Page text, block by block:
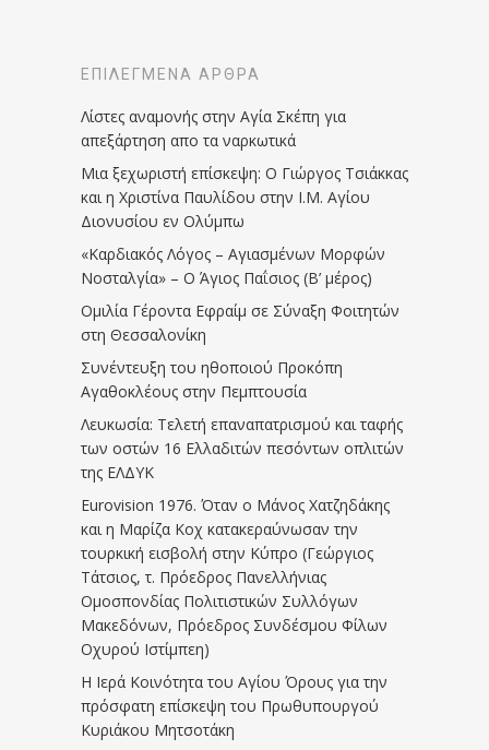
ΕΠΙΛΕΓΜΈΝΑ ΆΡΘΡΑ
Λίστες αναμονής στην Αγία Σκέπη για
απεξάρτηση απο τα ναρκωτικά
Μια ξεχωριστή επίσκεψη: Ο Γιώργος Τσιάκκας
και η Χριστίνα Παυλίδου στην Ι.Μ. Αγίου
Διονυσίου εν Ολύμπω
«Καρδιακός Λόγος – Αγιασμένων Μορφών
Νοσταλγία» – Ο Άγιος Παΐσιος (Β’ μέρος)
Ομιλία Γέροντα Εφραίμ σε Σύναξη Φοιτητών
στη Θεσσαλονίκη
Συνέντευξη του ηθοποιού Προκόπη
Αγαθοκλέους στην Πεμπτουσία
Λευκωσία: Τελετή επαναπατρισμού και ταφής
των οστών 16 Ελλαδιτών πεσόντων οπλιτών
της ΕΛΔΥΚ
Eurovision 1976. Όταν ο Μάνος Χατζηδάκης
και η Μαρίζα Κοχ κατακεραύνωσαν την
τουρκική εισβολή στην Κύπρο (Γεώργιος
Τάτσιος, τ. Πρόεδρος Πανελλήνιας
Ομοσπονδίας Πολιτιστικών Συλλόγων
Μακεδόνων, Πρόεδρος Συνδέσμου Φίλων
Οχυρού Ιστίμπεη)
Η Ιερά Κοινότητα του Αγίου Όρους για την
πρόσφατη επίσκεψη του Πρωθυπουργού
Κυριάκου Μητσοτάκη